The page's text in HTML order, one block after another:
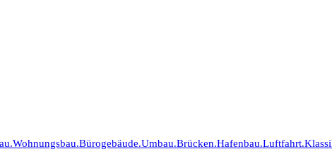
Wohnungsbau.Bürogebäude.Umbau.Brücken.Hafenbau.Luftfahrt.